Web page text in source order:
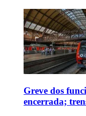
Greve dos
encerrada;